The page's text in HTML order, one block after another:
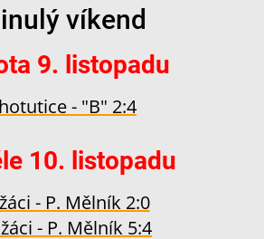
víkend
9. listopadu
- "B" 2:4
10. listopadu
- P. Mělník 2:0
- P. Mělník 5:4